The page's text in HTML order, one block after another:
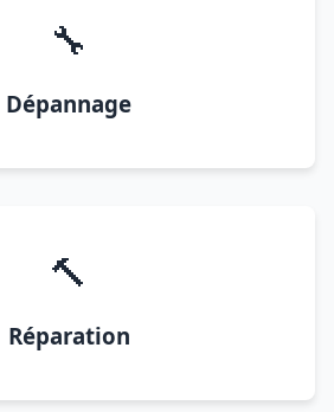
🔧
Dépannage
🔨
Réparation